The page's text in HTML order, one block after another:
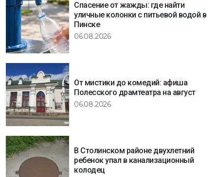
Спасение от жажды: где найти
уличные колонки с питьевой водой в
Пинске
06.08.2026
От мистики до комедий: афиша
Полесского драмтеатра на август
06.08.2026
В Столинском районе двухлетний
ребенок упал в канализационный
колодец